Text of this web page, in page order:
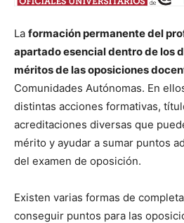
La formación permanente del
apartado esencial dentro de los
méritos de las oposiciones
Comunidades Autónomas. En
distintas acciones formativas,
acreditaciones diversas que
mérito y ayudar a sumar puntos
del examen de oposición.
Existen varias formas de
conseguir puntos para las